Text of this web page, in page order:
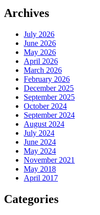
Archives
July 2026
June 2026
May 2026
April 2026
March 2026
February 2026
December 2025
September 2025
October 2024
September 2024
August 2024
July 2024
June 2024
May 2024
November 2021
May 2018
April 2017
Categories